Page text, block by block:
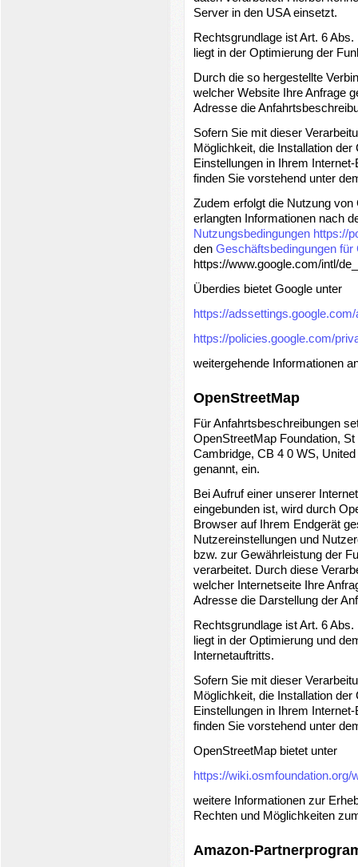
Server in den USA einsetzt.
Rechtsgrundlage ist Art. 6
liegt in der Optimierung der
Durch die so hergestellte
welcher Website Ihre Anfrage
Adresse die
Sofern Sie mit dieser
Möglichkeit, die Installation
Einstellungen in Ihrem
finden Sie vorstehend unter
Zudem erfolgt die Nutzung
erlangten Informationen nach
Nutzungsbedingungen https://
den Geschäftsbedingungen für
https://www.google.com/intl/
Überdies bietet Google unter
https://
https://policies.google.com/
weitergehende Informationen
OpenStreetMap
Für Anfahrtsbeschreibungen
OpenStreetMap Foundation,
Cambridge, CB 4 0 WS,
genannt, ein.
Bei Aufruf einer unserer
eingebunden ist, wird durch
Browser auf Ihrem Endgerät
Nutzereinstellungen und
bzw. zur Gewährleistung der
verarbeitet. Durch diese
welcher Internetseite Ihre
Adresse die Darstellung der
Rechtsgrundlage ist Art. 6
liegt in der Optimierung und
Internetauftritts.
Sofern Sie mit dieser
Möglichkeit, die Installation
Einstellungen in Ihrem
finden Sie vorstehend unter
OpenStreetMap bietet unter
https://
weitere Informationen zur
Rechten und Möglichkeiten
Amazon-